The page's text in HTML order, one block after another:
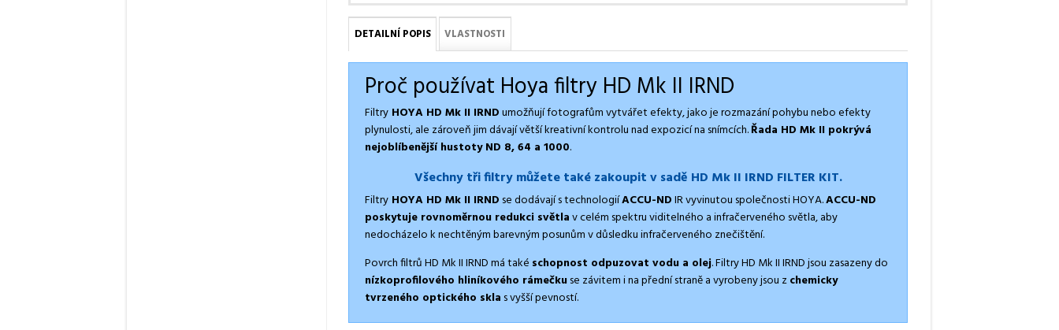
DETAILNÍ POPIS VLASTNOSTI
Proč používat Hoya filtry HD Mk II IRND
Filtry HOYA HD Mk II IRNDumožňují fotografům vytvářet efekty, jako je rozmazání pohybu nebo efekty
plynulosti, ale zároveň jim dávají větší kreativní kontrolu nad expozicí na snímcích.Řada HD Mk II pokrývá
nejoblíbenější hustoty ND 8, 64 a 1000.
Všechny tři filtry můžete také zakoupit v sadě HD Mk II IRND FILTER KIT.
Filtry HOYA HD Mk II IRND se dodávají s technologiíACCU-NDIR vyvinutou společnosti HOYA.ACCU-ND
poskytuje rovnoměrnou redukci světlav celém spektru viditelného a infračerveného světla, aby
nedocházelo k nechtěným barevným posunům v důsledku infračerveného znečištění.
Povrch filtrů HD Mk II IRND má také schopnost odpuzovat vodu a olej. Filtry HD Mk II IRND jsou zasazeny do
nízkoprofilového hliníkového rámečkuse závitem i na přední straně a vyrobeny jsou zchemicky
tvrzeného optického skla s vyšší pevností.